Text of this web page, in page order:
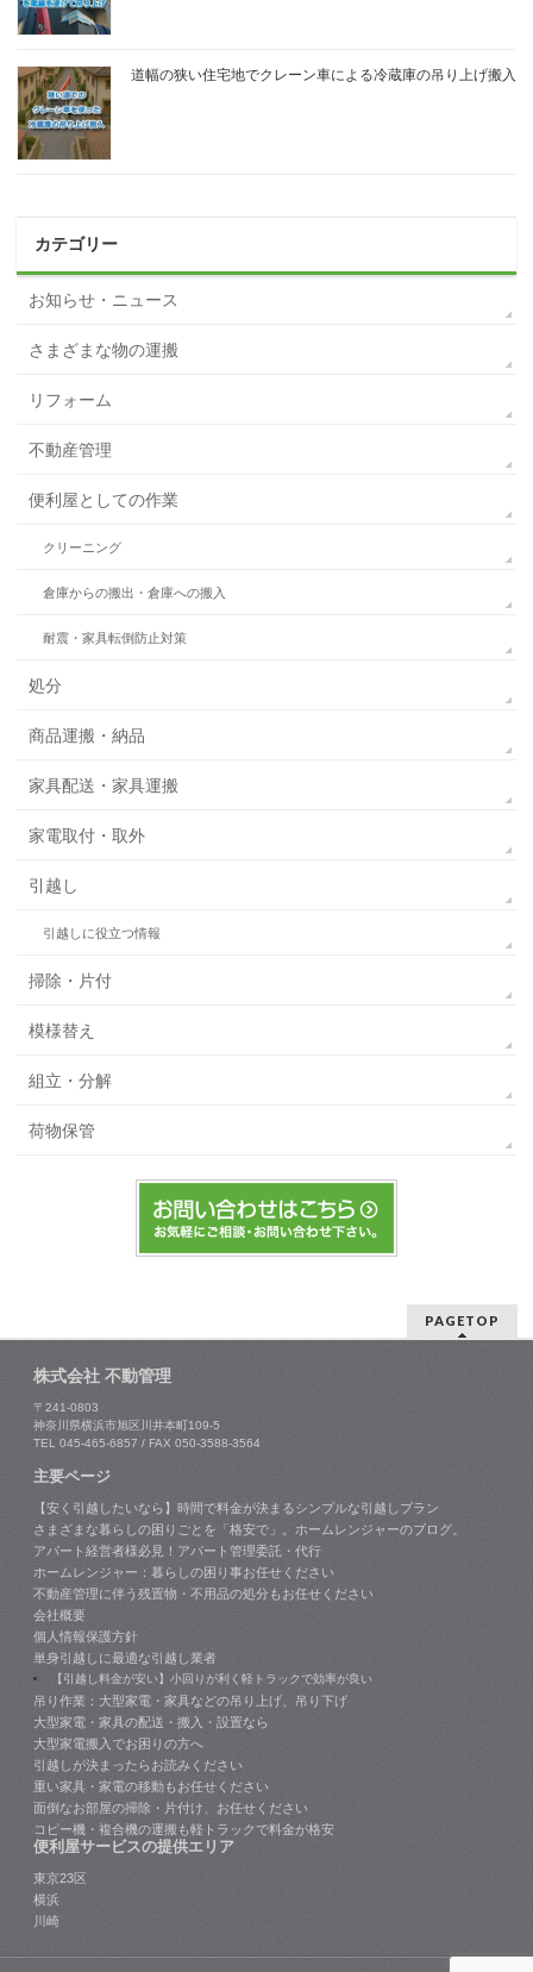
道幅の狭い住宅地でクレーン車による冷蔵庫の吊り上げ搬入
カテゴリー
お知らせ・ニュース
さまざまな物の運搬
リフォーム
不動産管理
便利屋としての作業
クリーニング
倉庫からの搬出・倉庫への搬入
耐震・家具転倒防止対策
処分
商品運搬・納品
家具配送・家具運搬
家電取付・取外
引越し
引越しに役立つ情報
掃除・片付
模様替え
組立・分解
荷物保管
PAGETOP
株式会社 不動管理
〒241-0803
神奈川県横浜市旭区川井本町109-5
TEL 045-465-6857 / FAX 050-3588-3564
主要ページ
【安く引越したいなら】時間で料金が決まるシンプルな引越しプラン
さまざまな暮らしの困りごとを「格安で」。ホームレンジャーのブログ。
アパート経営者様必見！アパート管理委託・代行
ホームレンジャー：暮らしの困り事お任せください
不動産管理に伴う残置物・不用品の処分もお任せください
会社概要
個人情報保護方針
単身引越しに最適な引越し業者
【引越し料金が安い】小回りが利く軽トラックで効率が良い
吊り作業：大型家電・家具などの吊り上げ、吊り下げ
大型家電・家具の配送・搬入・設置なら
大型家電搬入でお困りの方へ
引越しが決まったらお読みください
重い家具・家電の移動もお任せください
面倒なお部屋の掃除・片付け、お任せください
コピー機・複合機の運搬も軽トラックで料金が格安
便利屋サービスの提供エリア
東京23区
横浜
川崎